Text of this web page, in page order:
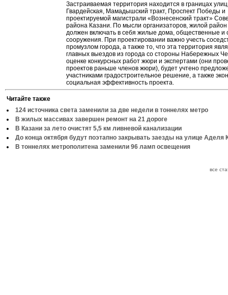
Застраиваемая территория находится в границах
Гвардейская, Мамадышский тракт, Проспект Победы и
проектируемой магистрали «Вознесенский тракт»
района Казани. По мысли организаторов, жилой
должен включать в себя жилые дома, общественные и
сооружения. При проектировании важно учесть
промузлом города, а также то, что эта территория
главных выездов из города со стороны Набережных
оценке конкурсных работ жюри и экспертами (они
проектов раньше членов жюри), будет учтено
участниками градостроительное решение, а также
социальная эффективность проекта.
Читайте также
124 источника света заменили за две недели в тоннелях метро
В жилых массивах завершен ремонт на 21 дороге
В Казани за лето очистят 5,5 км ливневой канализации
До конца октября будут поэтапно закрывать заезды на улице Аделя
В тоннелях метрополитена заменили 96 ламп освещения
все